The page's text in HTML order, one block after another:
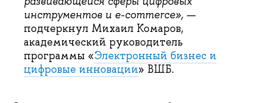
инструментов и e-commerce», —
подчеркнул Михаил Комаров,
академический руководитель
программы «Электронный бизнес и
цифровые инновации» ВШБ.